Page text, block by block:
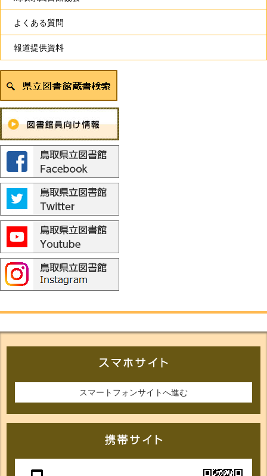
よくある質問
報道提供資料
スマートフォンサイトへ進む